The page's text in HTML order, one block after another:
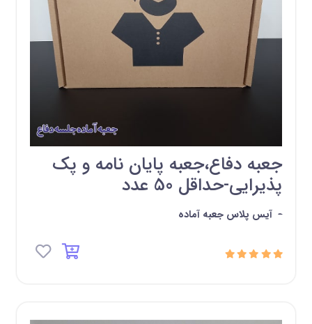
جعبه دفاع،جعبه پایان نامه و پک
پذیرایی-حداقل 50 عدد
- آیس پلاس جعبه آماده